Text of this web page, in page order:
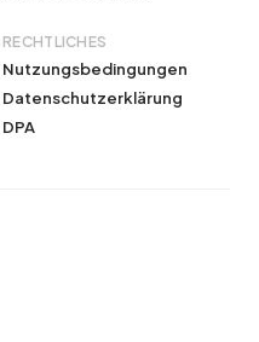
RECHTLICHES
Nutzungsbedingungen
Datenschutzerklärung
DPA